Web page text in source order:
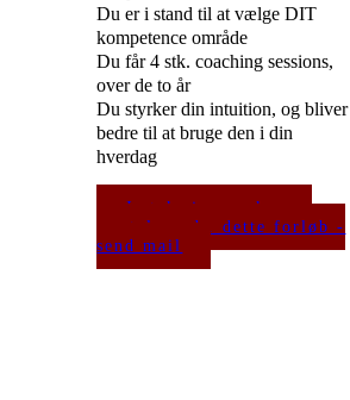
Du er i stand til at vælge DIT
kompetence område
Du får 4 stk. coaching sessions,
over de to år
Du styrker din intuition, og bliver
bedre til at bruge den i din
hverdag
Ja tak, jeg ønsker en
samtale vedr. dette forløb -
send mail